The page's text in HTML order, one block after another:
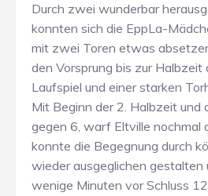
Durch zwei wunderbar
konnten sich die EppLa-
mit zwei Toren etwas
den Vorsprung bis zur Halbzeit
Laufspiel und einer starken
Mit Beginn der 2. Halbzeit und
gegen 6, warf Eltville nochmal
konnte die Begegnung durch
wieder ausgeglichen gestalten
wenige Minuten vor Schluss